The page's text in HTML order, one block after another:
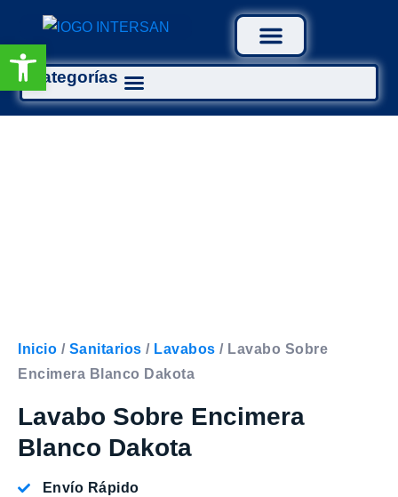
Categorías
Inicio / Sanitarios / Lavabos / Lavabo Sobre
Encimera Blanco Dakota
Lavabo Sobre Encimera
Blanco Dakota
Envío Rápido
Abrir barra de herramientas